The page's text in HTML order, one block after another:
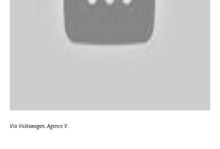
Via Volkswagen, Agence V.